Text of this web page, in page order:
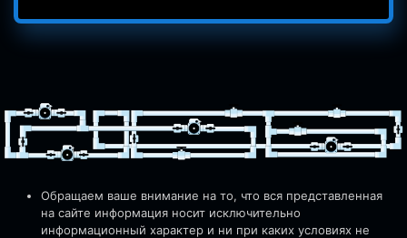
Обращаем ваше внимание на то, что вся представленная
на сайте информация носит исключительно
информационный характер и ни при каких условиях не